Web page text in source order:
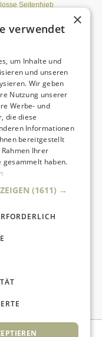
Seitenhieb
im
Sie achten!
×
verwendet
um Inhalte und
und unseren
Wir geben
Nutzung unserer
Werbe- und
die diese
Informationen
bereitgestellt
Ihrer
gesammelt haben.
(1611) →